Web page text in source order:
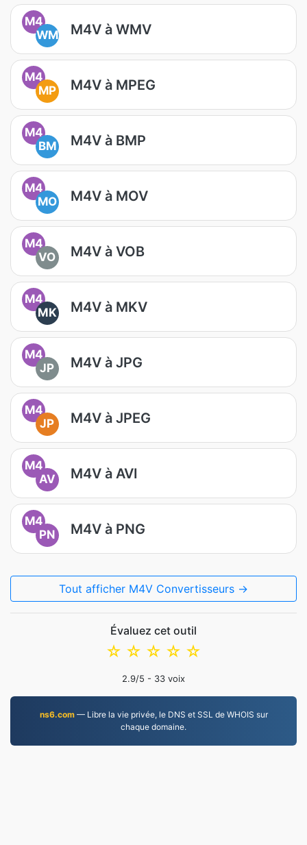
M4
WM
M4V à WMV
M4
MP
M4V à MPEG
M4
BM
M4V à BMP
M4
MO
M4V à MOV
M4
VO
M4V à VOB
M4
MK
M4V à MKV
M4
JP
M4V à JPG
M4
JP
M4V à JPEG
M4
AV
M4V à AVI
M4
PN
M4V à PNG
Tout afficher M4V Convertisseurs →
Évaluez cet outil
☆
☆
☆
☆
☆
2.9/5 - 33 voix
ns6.com— Libre la vie privée, le DNS et SSL de WHOIS sur
chaque domaine.